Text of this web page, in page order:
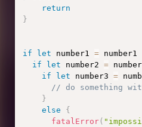
return
}
if let number1 = number1
if
let number2 =
if
let number3 =
// do something
}
else
{
fatalError(